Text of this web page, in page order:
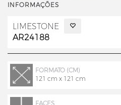
INFORMAÇÕES
LIMESTONE
AR24188
FORMATO (CM)
121 cm x 121 cm